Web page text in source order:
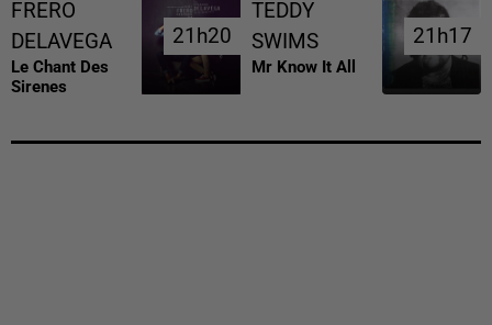
FRERO
DELAVEGA
Le Chant Des
Sirenes
21h20
21h20
TEDDY
SWIMS
Mr Know It All
21h17
21h17